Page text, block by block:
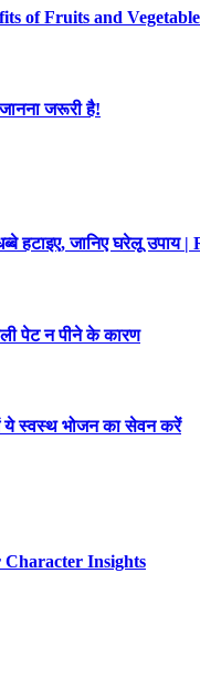
of Fruits and Vegetable
जरूरी है!
जानिए घरेलू उपाय |
पेट न पीने के कारण
ये स्वस्थ भोजन का सेवन करें
Insights